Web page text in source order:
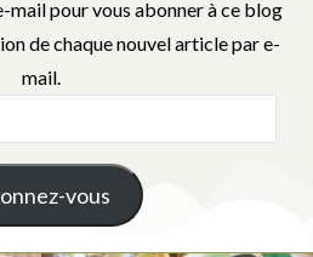
mail pour vous abonner à ce blog
de chaque nouvel article par e-
mail.
vous